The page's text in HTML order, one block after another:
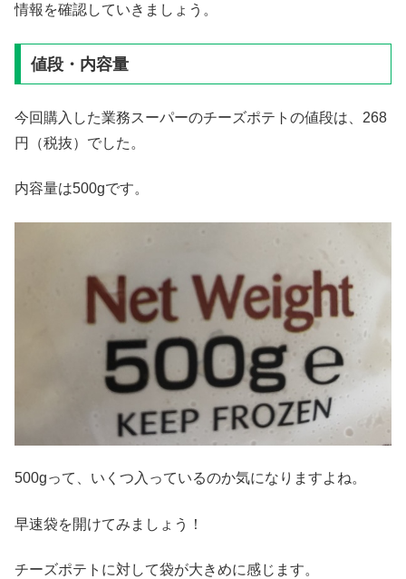
情報を確認していきましょう。
値段・内容量
今回購入した業務スーパーのチーズポテトの値段は、268
円（税抜）でした。
内容量は500gです。
500gって、いくつ入っているのか気になりますよね。
早速袋を開けてみましょう！
チーズポテトに対して袋が大きめに感じます。